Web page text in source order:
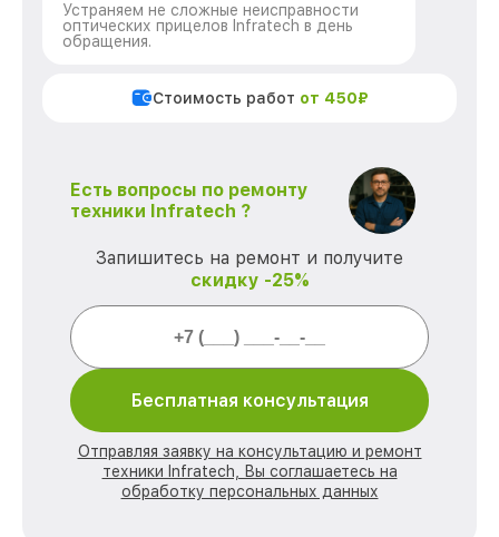
Устраняем не сложные неисправности
оптических прицелов Infratech в день
обращения.
Стоимость работ от 450₽
Есть вопросы по ремонту
техники Infratech ?
Запишитесь на ремонт и получите
скидку -25%
Бесплатная консультация
Отправляя заявку на консультацию и ремонт
техники Infratech, Вы соглашаетесь на
обработку персональных данных